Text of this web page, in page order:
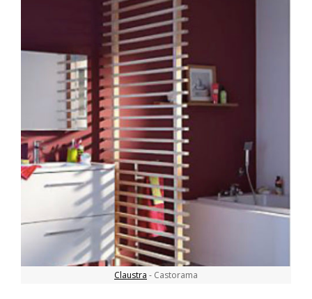
Claustra - Castorama